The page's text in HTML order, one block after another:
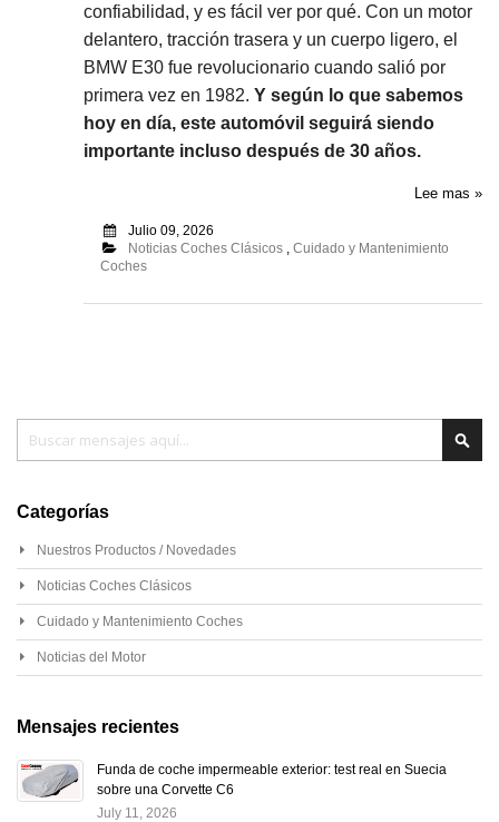
confiabilidad, y es fácil ver por qué. Con un motor
delantero, tracción trasera y un cuerpo ligero, el
BMW E30 fue revolucionario cuando salió por
primera vez en 1982. Y según lo que sabemos
hoy en día, este automóvil seguirá siendo
importante incluso después de 30 años.
Lee mas »
Julio 09, 2026
Noticias Coches Clásicos, Cuidado y Mantenimiento
Coches
Categorías
Nuestros Productos / Novedades
Noticias Coches Clásicos
Cuidado y Mantenimiento Coches
Noticias del Motor
Mensajes recientes
Funda de coche impermeable exterior: test real en Suecia
sobre una Corvette C6
July 11, 2026